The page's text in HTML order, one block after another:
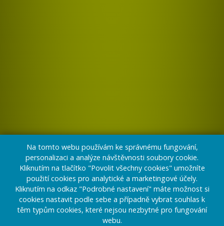
Na tomto webu používám ke správnému fungování,
personalizaci a analýze návštěvnosti soubory cookie.
Kliknutím na tlačítko "Povolit všechny cookies" umožníte
použití cookies pro analytické a marketingové účely.
Kliknutím na odkaz "Podrobné nastavení" máte možnost si
cookies nastavit podle sebe a případně vybrat souhlas k
těm typům cookies, které nejsou nezbytné pro fungování
webu.